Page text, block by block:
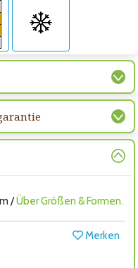
/Über Größen & Formen.
Merken